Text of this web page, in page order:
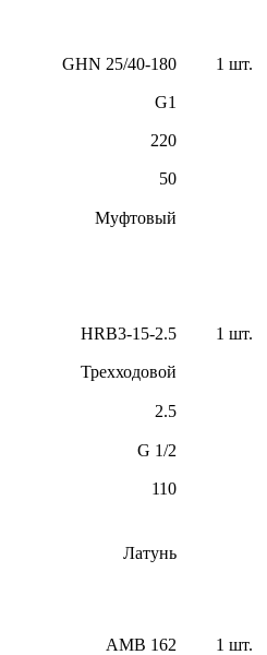
GHN 25/40-180 1 шт.
G1
220
50
Муфтовый
HRB3-15-2.5 1 шт.
Трехходовой
2.5
G 1/2
110
Латунь
АМВ 162 1 шт.